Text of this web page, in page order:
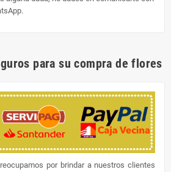
para su compra de flores
por brindar a nuestros clientes